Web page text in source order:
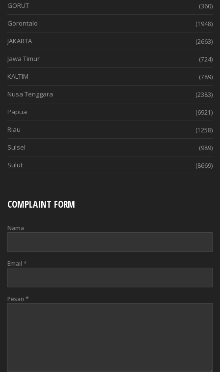
GORUT (360)
Gorontalo (1948)
JAKARTA (2663)
Jawa Timur (724)
KALTIM (789)
Nusa Tenggara (2383)
Papua (6921)
Riau (1258)
Sulsel (989)
Sulut (8669)
COMPLAINT FORM
Nama
Email *
Pesan *